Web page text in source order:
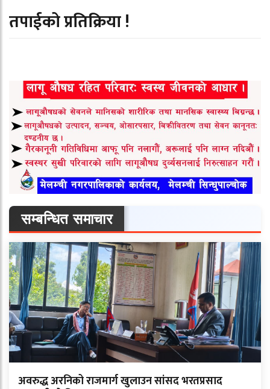
तपाईको प्रतिक्रिया !
सम्बन्धित समाचार
अवरुद्ध अरनिको राजमार्ग खुलाउन सांसद भरतप्रसाद